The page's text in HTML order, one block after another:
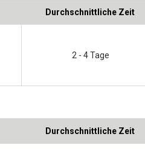
Durchschnittliche Zeit
2 - 4 Tage
Durchschnittliche Zeit